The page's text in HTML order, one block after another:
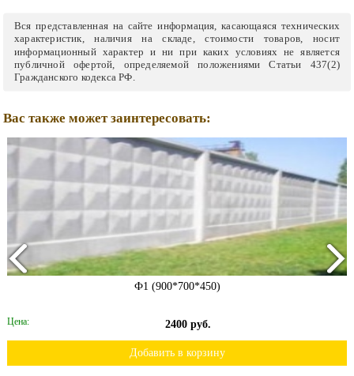
Вся представленная на сайте информация, касающаяся технических
характеристик, наличия на складе, стоимости товаров, носит
информационный характер и ни при каких условиях не является
публичной офертой, определяемой положениями Статьи 437(2)
Гражданского кодекса РФ.
Вас также может заинтересовать:
Ф1 (900*700*450)
Цена: 2400 руб.
Добавить в корзину